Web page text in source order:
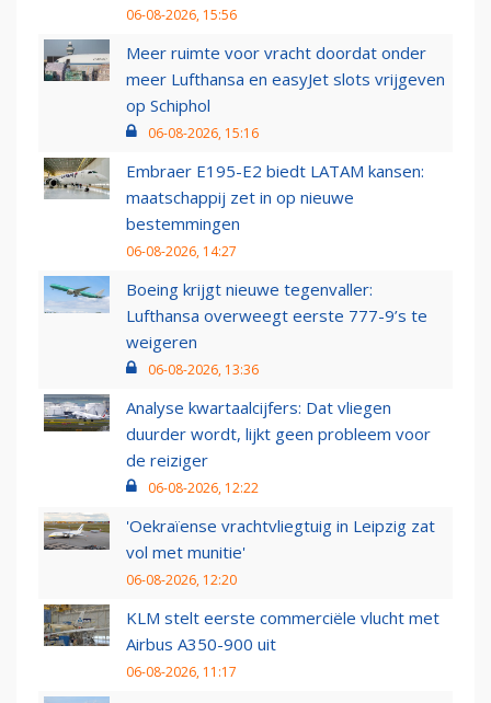
06-08-2026, 15:56
Meer ruimte voor vracht doordat onder
meer Lufthansa en easyJet slots vrijgeven
op Schiphol
06-08-2026, 15:16
Embraer E195-E2 biedt LATAM kansen:
maatschappij zet in op nieuwe
bestemmingen
06-08-2026, 14:27
Boeing krijgt nieuwe tegenvaller:
Lufthansa overweegt eerste 777-9’s te
weigeren
06-08-2026, 13:36
Analyse kwartaalcijfers: Dat vliegen
duurder wordt, lijkt geen probleem voor
de reiziger
06-08-2026, 12:22
'Oekraïense vrachtvliegtuig in Leipzig zat
vol met munitie'
06-08-2026, 12:20
KLM stelt eerste commerciële vlucht met
Airbus A350-900 uit
06-08-2026, 11:17